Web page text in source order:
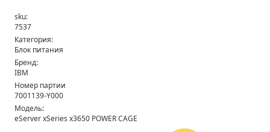
sku:
7537
Категория:
Блок питания
Бренд:
IBM
Номер партии
7001139-Y000
Модель:
eServer xSeries x3650 POWER CAGE